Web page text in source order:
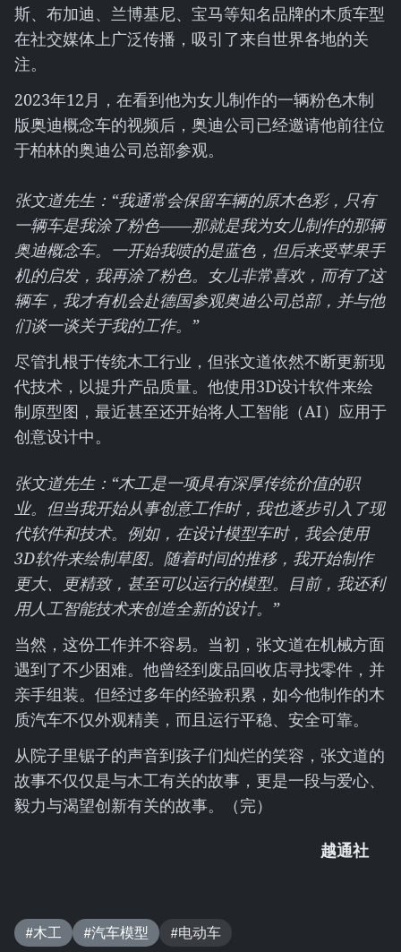
斯、布加迪、兰博基尼、宝马等知名品牌的木质车型
在社交媒体上广泛传播，吸引了来自世界各地的关
注。
2023年12月，在看到他为女儿制作的一辆粉色木制
版奥迪概念车的视频后，奥迪公司已经邀请他前往位
于柏林的奥迪公司总部参观。
张文道先生：“我通常会保留车辆的原木色彩，只有
一辆车是我涂了粉色——那就是我为女儿制作的那辆
奥迪概念车。一开始我喷的是蓝色，但后来受苹果手
机的启发，我再涂了粉色。女儿非常喜欢，而有了这
辆车，我才有机会赴德国参观奥迪公司总部，并与他
们谈一谈关于我的工作。”
尽管扎根于传统木工行业，但张文道依然不断更新现
代技术，以提升产品质量。他使用3D设计软件来绘
制原型图，最近甚至还开始将人工智能（AI）应用于
创意设计中。
张文道先生：“木工是一项具有深厚传统价值的职
业。但当我开始从事创意工作时，我也逐步引入了现
代软件和技术。例如，在设计模型车时，我会使用
3D软件来绘制草图。随着时间的推移，我开始制作
更大、更精致，甚至可以运行的模型。目前，我还利
用人工智能技术来创造全新的设计。”
当然，这份工作并不容易。当初，张文道在机械方面
遇到了不少困难。他曾经到废品回收店寻找零件，并
亲手组装。但经过多年的经验积累，如今他制作的木
质汽车不仅外观精美，而且运行平稳、安全可靠。
从院子里锯子的声音到孩子们灿烂的笑容，张文道的
故事不仅仅是与木工有关的故事，更是一段与爱心、
毅力与渴望创新有关的故事。（完）
越通社
#木工 #汽车模型 #电动车